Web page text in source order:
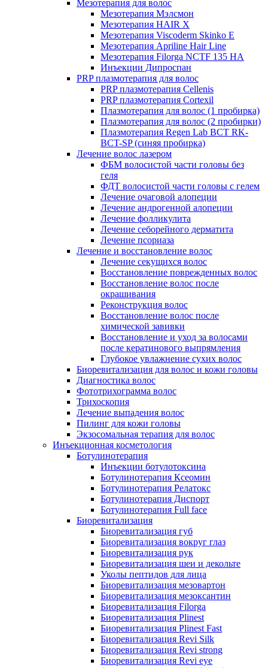
Мезотерапия для волос
Мезотерапия Мэлсмон
Мезотерапия HAIR X
Мезотерапия Viscoderm Skinko E
Мезотерапия Apriline Hair Line
Мезотерапия Filorga NCTF 135 HA
Инъекции Дипроспан
PRP плазмотерапия для волос
PRP плазмотерапия Cellenis
PRP плазмотерапия Cortexil
Плазмотерапия для волос (1 пробирка)
Плазмотерапия для волос (2 пробирки)
Плазмотерапия Regen Lab BCT RK-
BCT-SP (синяя пробирка)
Лечение волос лазером
ФБМ волосистой части головы без
геля
ФДТ волосистой части головы с гелем
Лечение очаговой алопеции
Лечение андрогенной алопеции
Лечение фолликулита
Лечение себорейного дерматита
Лечение псориаза
Лечение и восстановление волос
Лечение секущихся волос
Восстановление поврежденных волос
Восстановление волос после
окрашивания
Реконструкция волос
Восстановление волос после
химической завивки
Восстановление и уход за волосами
после кератинового выпрямления
Глубокое увлажнение сухих волос
Биоревитализация для волос и кожи головы
Диагностика волос
Фототрихограмма волос
Трихоскопия
Лечение выпадения волос
Пилинг для кожи головы
Экзосомальная терапия для волос
Инъекционная косметология
Ботулинотерапия
Инъекции ботулотоксина
Ботулинотерапия Ксеомин
Ботулинотерапия Релатокс
Ботулинотерапия Диспорт
Ботулинотерапия Full face
Биоревитализация
Биоревитализация губ
Биоревитализация вокруг глаз
Биоревитализация рук
Биоревитализация шеи и декольте
Уколы пептидов для лица
Биоревитализация мезовартон
Биоревитализация мезоксантин
Биоревитализация Filorga
Биоревитализация Plinest
Биоревитализация Plinest Fast
Биоревитализация Revi Silk
Биоревитализация Revi strong
Биоревитализация Revi eye